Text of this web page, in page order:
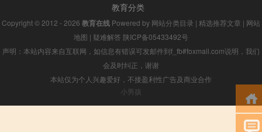
教育分类
Copyright © 2012 - 2026 教育在线 Powered by 网站分类目录 | 精选推荐文章 | 网站
地图 | 疑难解答 陕ICP备05433492号
声明：本站内容来自互联网，如信息有错误可发邮件到f_fb#foxmail.com说明，我们
会及时纠正，谢谢
本站仅为个人兴趣爱好，不接盈利性广告及商业合作
小男孩